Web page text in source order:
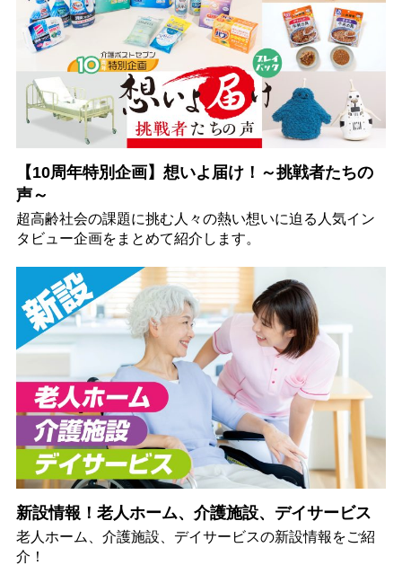
【10周年特別企画】想いよ届け！～挑戦者たちの
声～
超高齢社会の課題に挑む人々の熱い想いに迫る人気イン
タビュー企画をまとめて紹介します。
新設情報！老人ホーム、介護施設、デイサービス
老人ホーム、介護施設、デイサービスの新設情報をご紹
介！